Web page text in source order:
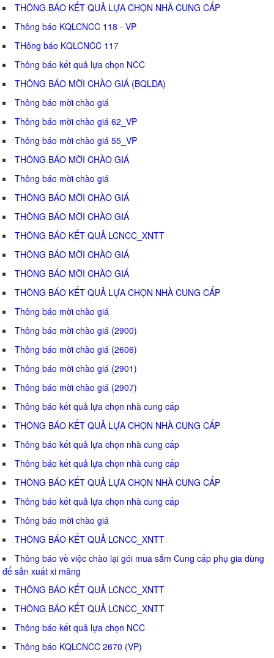
THÔNG BÁO KẾT QUẢ LỰA CHỌN NHÀ CUNG CẤP
Thông báo KQLCNCC 118 - VP
THông báo KQLCNCC 117
Thông báo kết quả lựa chọn NCC
THÔNG BÁO MỜI CHÀO GIÁ (BQLDA)
Thông báo mời chào giá
Thông báo mời chào giá 62_VP
Thông báo mời chào giá 55_VP
THÔNG BÁO MỜI CHÀO GIÁ
Thông báo mời chào giá
THÔNG BÁO MỜI CHÀO GIÁ
THÔNG BÁO MỜI CHÀO GIÁ
THÔNG BÁO KẾT QUẢ LCNCC_XNTT
THÔNG BÁO MỜI CHÀO GIÁ
THÔNG BÁO MỜI CHÀO GIÁ
THÔNG BÁO KẾT QUẢ LỰA CHỌN NHÀ CUNG CẤP
Thông báo mời chào giá
Thông báo mời chào giá (2900)
Thông báo mời chào giá (2606)
Thông báo mời chào giá (2901)
Thông báo mời chào giá (2907)
Thông báo kết quả lựa chọn nhà cung cấp
THÔNG BÁO KẾT QUẢ LỰA CHỌN NHÀ CUNG CẤP
Thông báo kết quả lựa chọn nhà cung cấp
Thông báo kết quả lựa chọn nhà cung cấp
THÔNG BÁO KẾT QUẢ LỰA CHỌN NHÀ CUNG CẤP
Thông báo kết quả lựa chọn nhà cung cấp
Thông báo mời chào giá
THÔNG BÁO KẾT QUẢ LCNCC_XNTT
Thông báo về việc chào lại gói mua sắm Cung cấp phụ gia dùng
để sản xuất xi măng
THÔNG BÁO KẾT QUẢ LCNCC_XNTT
THÔNG BÁO KẾT QUẢ LCNCC_XNTT
Thông báo kết quả lựa chọn NCC
Thông báo KQLCNCC 2670 (VP)